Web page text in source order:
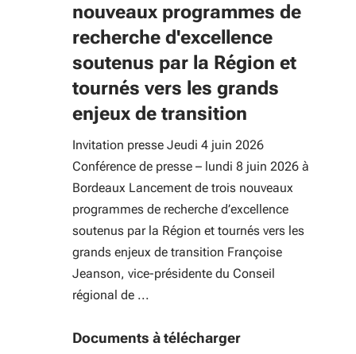
nouveaux programmes de
recherche d'excellence
soutenus par la Région et
tournés vers les grands
enjeux de transition
Invitation presse Jeudi 4 juin 2026
Conférence de presse – lundi 8 juin 2026 à
Bordeaux Lancement de trois nouveaux
programmes de recherche d’excellence
soutenus par la Région et tournés vers les
grands enjeux de transition Françoise
Jeanson, vice-présidente du Conseil
régional de ...
Documents à télécharger